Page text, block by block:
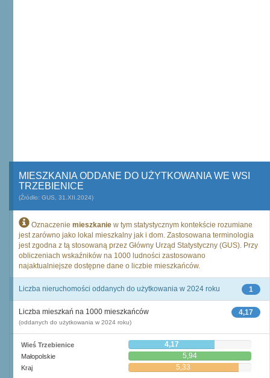
MIESZKANIA ODDANE DO UŻYTKOWANIA WE WSI
TRZEBIENICE
(Źródło: GUS, 31.XII.2024)
Oznaczenie mieszkanie w tym statystycznym kontekście rozumiane
jest zarówno jako lokal mieszkalny jak i dom. Zastosowana terminologia
jest zgodna z tą stosowaną przez Główny Urząd Statystyczny (GUS). Przy
obliczeniach wskaźników na 1000 ludności zastosowano
najaktualniejsze dostępne dane o liczbie mieszkańców.
1
Liczba nieruchomości oddanych do użytkowania w 2024 roku
4,17
Liczba mieszkań na 1000 mieszkańców
(oddanych do użytkowania w 2024 roku)
Wieś Trzebienice 4,17
Małopolskie 5,94
Kraj 5,33